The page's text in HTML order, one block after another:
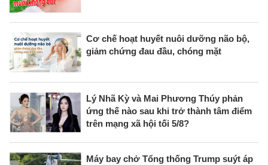
Cơ chế hoạt huyết nuôi dưỡng não bộ,
giảm chứng đau đầu, chóng mặt
Lý Nhã Kỳ và Mai Phương Thúy phản
ứng thế nào sau khi trở thành tâm điểm
trên mạng xã hội tối 5/8?
Máy bay chở Tổng thống Trump suýt áp